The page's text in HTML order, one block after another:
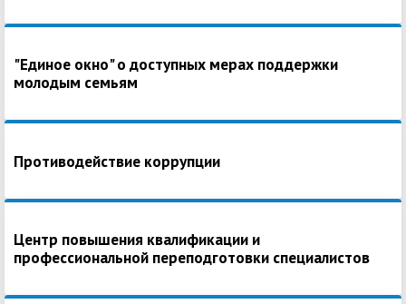
"Единое окно" о доступных мерах поддержки
молодым семьям
Противодействие коррупции
Центр повышения квалификации и
профессиональной переподготовки специалистов